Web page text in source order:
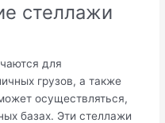
стеллажи
для
грузов, а также
осуществляться,
базах. Эти стеллажи